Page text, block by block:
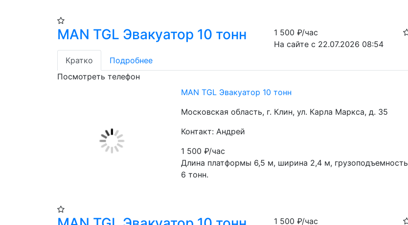
MAN TGL Эвакуатор 10 тонн 1 500₽/час
На сайте с 22.07.2026 08:54
Кратко
Подробнее
Посмотреть телефон
MAN TGL Эвакуатор 10 тонн
Московская область, г. Клин, ул. Карла Маркса, д. 35
Контакт: Андрей
1 500₽/час
Длина платформы 6,5 м, ширина 2,4 м, грузоподъемность
6 тонн.
1 500₽/час